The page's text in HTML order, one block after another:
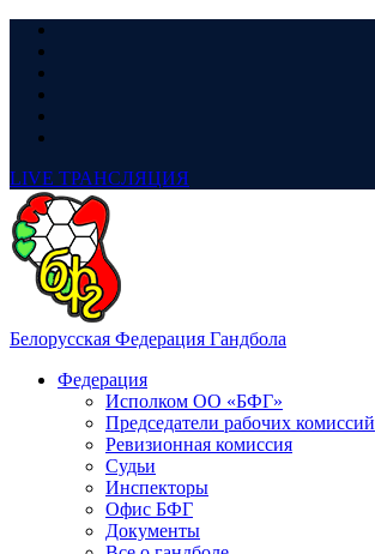
LIVE ТРАНСЛЯЦИЯ
Белорусская Федерация Гандбола
Федерация
Исполком ОО «БФГ»
Председатели рабочих комиссий
Ревизионная комиссия
Судьи
Инспекторы
Офис БФГ
Документы